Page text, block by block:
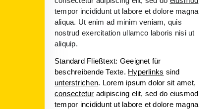
tempor incididunt ut labore et dolore magna
aliqua. Ut enim ad minim veniam, quis
nostrud exercitation ullamco laboris nisi ut
aliquip.
Standard Fließtext: Geeignet für
beschreibende Texte. Hyperlinks sind
unterstrichen. Lorem ipsum dolor sit amet,
consectetur adipiscing elit, sed do eiusmod
tempor incididunt ut labore et dolore magna